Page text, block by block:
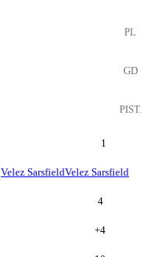
PL
GD
PIST.
1
Velez SarsfieldVelez Sarsfield
4
+4